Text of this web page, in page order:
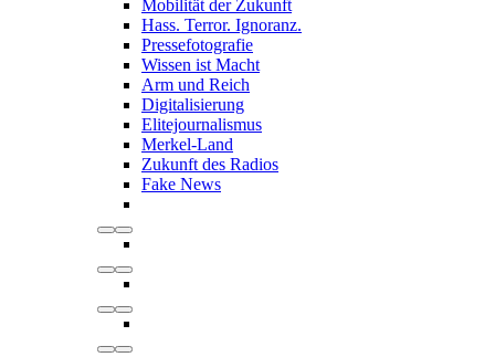
Mobilität der Zukunft
Hass. Terror. Ignoranz.
Pressefotografie
Wissen ist Macht
Arm und Reich
Digitalisierung
Elitejournalismus
Merkel-Land
Zukunft des Radios
Fake News